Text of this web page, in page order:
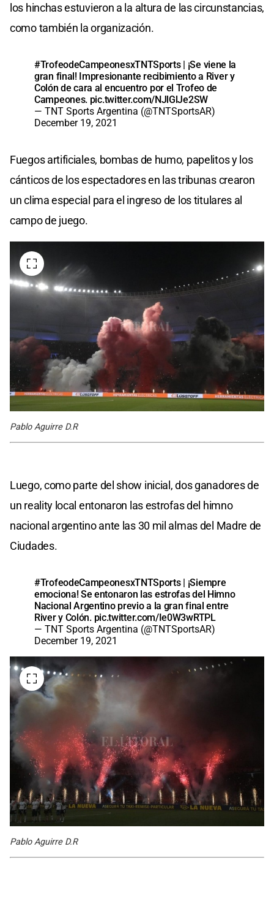
los hinchas estuvieron a la altura de las circunstancias,
como también la organización.
#TrofeodeCampeonesxTNTSports| ¡Se viene la
gran final! Impresionante recibimiento a River y
Colón de cara al encuentro por el Trofeo de
Campeones. pic.twitter.com/NJlGlJe2SW
— TNT Sports Argentina (@TNTSportsAR)
December 19, 2021
Fuegos artificiales, bombas de humo, papelitos y los
cánticos de los espectadores en las tribunas crearon
un clima especial para el ingreso de los titulares al
campo de juego.
Pablo Aguirre D.R
Luego, como parte del show inicial, dos ganadores de
un reality local entonaron las estrofas del himno
nacional argentino ante las 30 mil almas del Madre de
Ciudades.
#TrofeodeCampeonesxTNTSports| ¡Siempre
emociona! Se entonaron las estrofas del Himno
Nacional Argentino previo a la gran final entre
River y Colón. pic.twitter.com/Ie0W3wRTPL
— TNT Sports Argentina (@TNTSportsAR)
December 19, 2021
Pablo Aguirre D.R